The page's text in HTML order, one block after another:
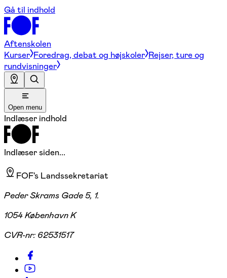
Gå til indhold
Aftenskolen
Kurser Foredrag, debat og højskoler Rejser, ture og
rundvisninger
Open menu
Indlæser indhold
Indlæser siden...
FOF's Landssekretariat
Peder Skrams Gade 5, 1.
1054 København K
CVR-nr: 62531517